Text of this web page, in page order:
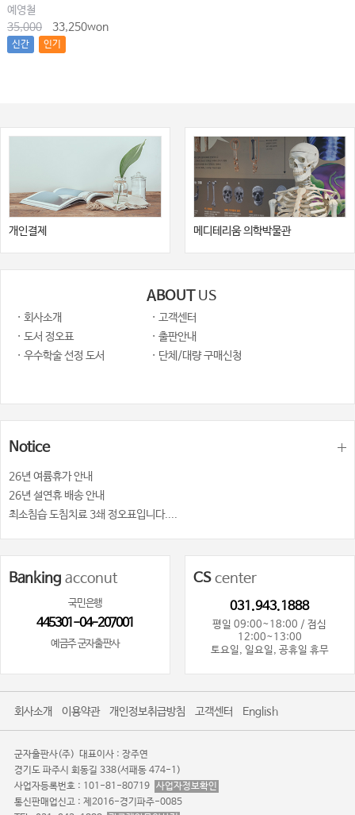
예영철
35,000
33,250won
신간 인기
개인결제 메디테리움 의학박물관
ABOUT US
· 회사소개
· 고객센터
· 도서 정오표
· 출판안내
· 우수학술 선정 도서
· 단체/대량 구매신청
Notice
26년 여륨휴가 안내
26년 설연휴 배송 안내
최소침습 도침치료 3쇄 정오표입니다....
Banking acconut
국민은행
445301-04-207001
예금주 군자출판사
CScenter
031.943.1888
평일 09:00~18:00 / 점심
12:00~13:00
토요일, 일요일, 공휴일 휴무
회사소개 이용약관 개인정보취급방침 고객센터 English
군자출판사(주) 대표이사 : 장주연
경기도 파주시 회동길 338(서패동 474-1)
사업자등록번호 : 101-81-80719 사업자정보확인
통신판매업신고 : 제2016-경기파주-0085